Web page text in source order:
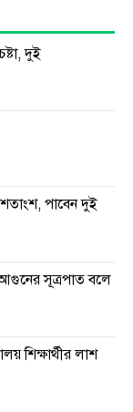
দুই
পাবেন দুই
সূত্রপাত বলে
শিক্ষার্থীর লাশ